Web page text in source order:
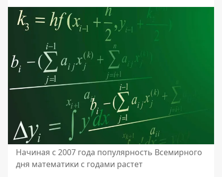
Начиная с 2007 года популярность Всемирного
дня математики с годами растет